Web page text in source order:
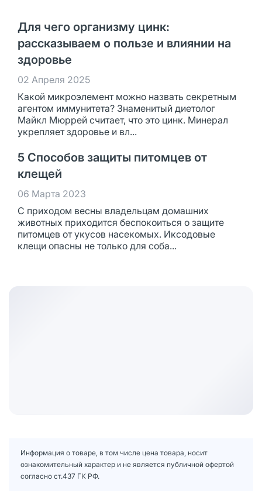
Для чего организму цинк:
рассказываем о пользе и влиянии на
здоровье
02 Апреля 2025
Какой микроэлемент можно назвать секретным
агентом иммунитета? Знаменитый диетолог
Майкл Мюррей считает, что это цинк. Минерал
укрепляет здоровье и вл...
5 Способов защиты питомцев от
клещей
06 Марта 2023
С приходом весны владельцам домашних
животных приходится беспокоиться о защите
питомцев от укусов насекомых. Иксодовые
клещи опасны не только для соба...
Информация о товаре, в том числе цена товара, носит
ознакомительный характер и не является публичной офертой
согласно ст.437 ГК РФ.